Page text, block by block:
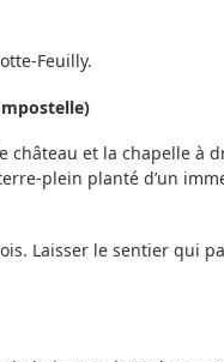
Feuilly.
château et la chapelle à
plein planté d’un
Laisser le sentier qui